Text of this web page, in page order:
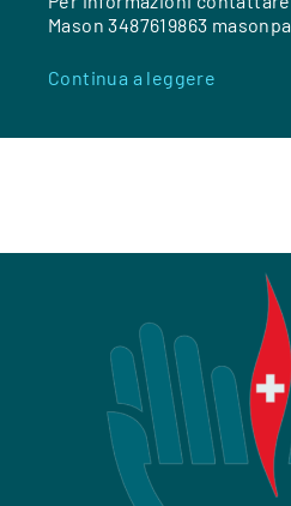
Mason 3487619863
Continua a leggere